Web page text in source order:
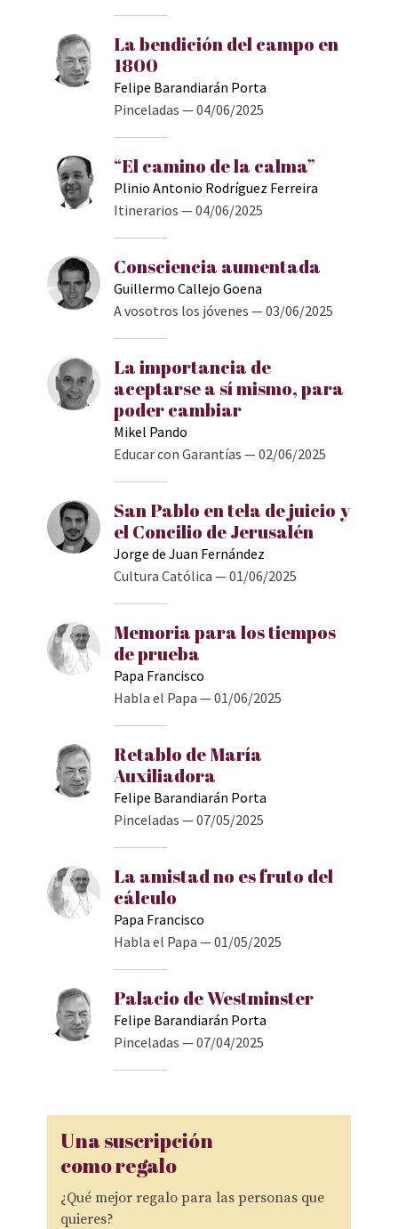
La bendición del campo en
1800
Felipe Barandiarán Porta
Pinceladas — 04/06/2025
“El camino de la calma”
Plinio Antonio Rodríguez Ferreira
Itinerarios — 04/06/2025
Consciencia aumentada
Guillermo Callejo Goena
A vosotros los jóvenes — 03/06/2025
La importancia de
aceptarse a sí mismo, para
poder cambiar
Mikel Pando
Educar con Garantías — 02/06/2025
San Pablo en tela de juicio y
el Concilio de Jerusalén
Jorge de Juan Fernández
Cultura Católica — 01/06/2025
Memoria para los tiempos
de prueba
Papa Francisco
Habla el Papa — 01/06/2025
Retablo de María
Auxiliadora
Felipe Barandiarán Porta
Pinceladas — 07/05/2025
La amistad no es fruto del
cálculo
Papa Francisco
Habla el Papa — 01/05/2025
Palacio de Westminster
Felipe Barandiarán Porta
Pinceladas — 07/04/2025
Una suscripción
como regalo
¿Qué mejor regalo para las personas que
quieres?